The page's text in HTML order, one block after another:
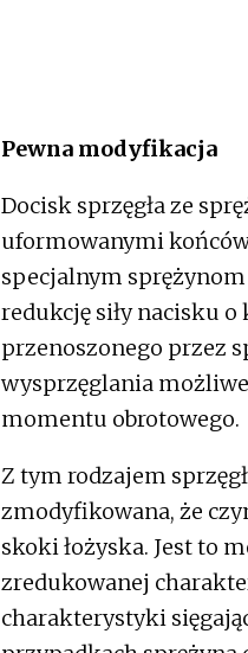
Pewna modyfikacja
Docisk sprzęgła ze
uformowanymi
specjalnym
redukcję siły nacisku
przenoszonego przez
wysprzęglania
momentu obrotowego.
Z tym rodzajem
zmodyfikowana, że
skoki łożyska. Jest to
zredukowanej
charakterystyki